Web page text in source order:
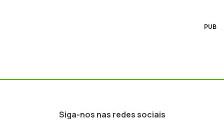
PUB
Siga-nos nas redes sociais